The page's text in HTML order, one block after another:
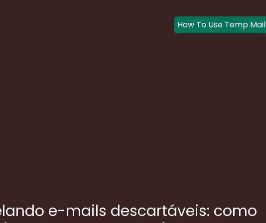
How To Use Temp Mail
e-mails descartáveis: como